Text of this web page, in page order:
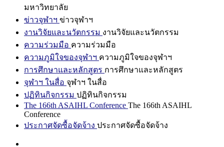
มหาวิทยาลัย
ข่าวจุฬาฯ ข่าวจุฬาฯ
งานวิจัยและนวัตกรรม งานวิจัยและนวัตกรรม
ความร่วมมือ ความร่วมมือ
ความภูมิใจของจุฬาฯ ความภูมิใจของจุฬาฯ
การศึกษาและหลักสูตร การศึกษาและหลักสูตร
จุฬาฯ ในสื่อ จุฬาฯ ในสื่อ
ปฏิทินกิจกรรม ปฏิทินกิจกรรม
The 166th ASAIHL Conference The 166th ASAIHL
Conference
ประกาศจัดซื้อจัดจ้าง ประกาศจัดซื้อจัดจ้าง